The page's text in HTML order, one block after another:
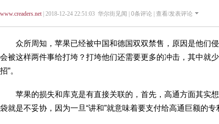
www.creaders.net| 2018-12-24 22:51:03 华尔街见闻 | 0条评论 | 查看/发表评论
众所周知，苹果已经被中国和德国双双禁售，原因是他们侵
会被这样两件事给打垮？打垮他们还需要更多的冲击，其中就少
招”。
苹果的损失和库克是有直接关联的，首先，高通方面其实想
袋就是不妥协，因为一旦“讲和”就意味着要支付给高通巨额的专